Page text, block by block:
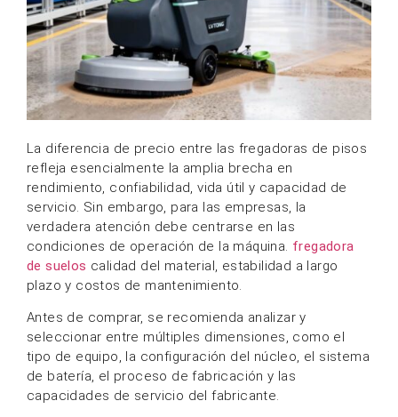
La diferencia de precio entre las fregadoras de pisos
refleja esencialmente la amplia brecha en
rendimiento, confiabilidad, vida útil y capacidad de
servicio. Sin embargo, para las empresas, la
verdadera atención debe centrarse en las
condiciones de operación de la máquina. fregadora
de suelos calidad del material, estabilidad a largo
plazo y costos de mantenimiento.
Antes de comprar, se recomienda analizar y
seleccionar entre múltiples dimensiones, como el
tipo de equipo, la configuración del núcleo, el sistema
de batería, el proceso de fabricación y las
capacidades de servicio del fabricante.